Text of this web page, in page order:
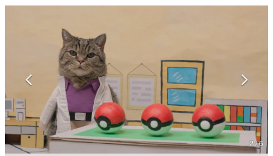
なんでゲームは面白い？
具体的な形から解き明かしていく、硬派で骨太な評論連載
です。
ゲームが変えた日本語
「経験値」「裏技」「ラスボス」… ゲームにまつわる言葉
の起源や用法の変遷を、コンピューター文化史研究家・タ
イニーP氏が徹底調査。
カテゴリ
特集記事
2 / 6